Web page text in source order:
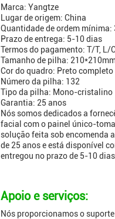
Marca: Yangtze
Lugar de origem: China
Quantidade de ordem mínima:
Prazo de entrega: 5-10 dias
Termos do pagamento: T/T, L/
Tamanho de pilha:
Cor do quadro: Preto completo
Número da pilha: 132
Tipo da pilha: Mono-cristalino
Garantia: 25 anos
Nós somos dedicados a
facial com o painel único-
solução feita sob encomenda
de 25 anos e está disponível
entregou no prazo de 5-10
Apoio e serviços:
Nós proporcionamos o